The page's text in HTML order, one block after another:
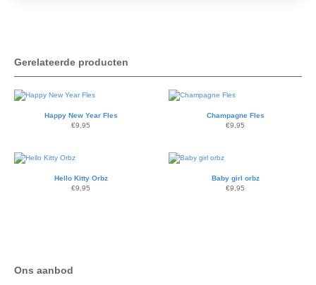
Gerelateerde producten
Happy New Year Fles
€9,95
Champagne Fles
€9,95
Hello Kitty Orbz
€9,95
Baby girl orbz
€9,95
Ons aanbod